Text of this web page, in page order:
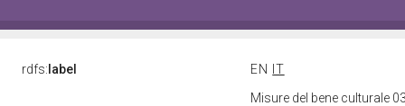
rdfs: label EN
IT
Misure del bene culturale